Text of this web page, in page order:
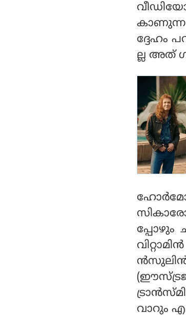
കാണുന്ന
ദ്ദേഹം
ല്ല അത്
പ്പോഴും
വാറും